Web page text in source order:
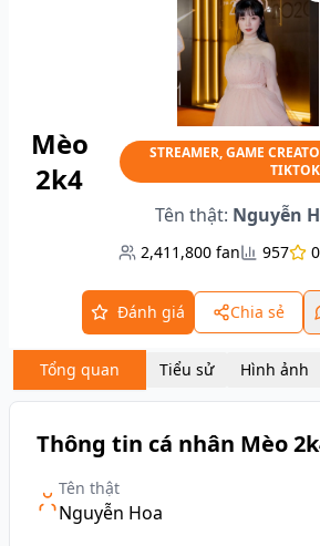
Mèo
2k4
STREAMER, GAME
Tên thật: Nguyễn
2,411,800 fan 957
Đánh giá Chia sẻ
Tổng quan Tiểu sử Hình ảnh
Thông tin cá nhân Mèo
Tên thật
Nguyễn Hoa